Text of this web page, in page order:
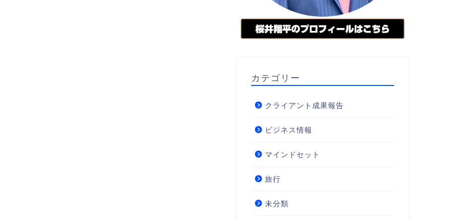
カテゴリー
クライアント成果報告
ビジネス情報
マインドセット
旅行
未分類